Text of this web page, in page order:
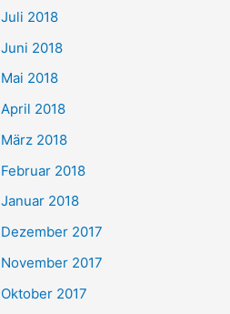
Juli 2018
Juni 2018
Mai 2018
April 2018
März 2018
Februar 2018
Januar 2018
Dezember 2017
November 2017
Oktober 2017